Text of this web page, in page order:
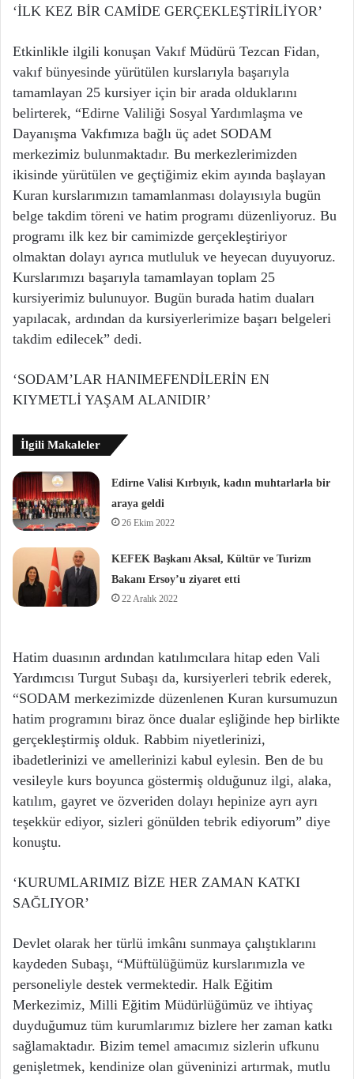
‘İLK KEZ BİR CAMİDE GERÇEKLEŞTİRİLİYOR’
Etkinlikle ilgili konuşan Vakıf Müdürü Tezcan Fidan,
vakıf bünyesinde yürütülen kurslarıyla başarıyla
tamamlayan 25 kursiyer için bir arada olduklarını
belirterek, “Edirne Valiliği Sosyal Yardımlaşma ve
Dayanışma Vakfımıza bağlı üç adet SODAM
merkezimiz bulunmaktadır. Bu merkezlerimizden
ikisinde yürütülen ve geçtiğimiz ekim ayında başlayan
Kuran kurslarımızın tamamlanması dolayısıyla bugün
belge takdim töreni ve hatim programı düzenliyoruz. Bu
programı ilk kez bir camimizde gerçekleştiriyor
olmaktan dolayı ayrıca mutluluk ve heyecan duyuyoruz.
Kurslarımızı başarıyla tamamlayan toplam 25
kursiyerimiz bulunuyor. Bugün burada hatim duaları
yapılacak, ardından da kursiyerlerimize başarı belgeleri
takdim edilecek” dedi.
‘SODAM’LAR HANIMEFENDİLERİN EN
KIYMETLİ YAŞAM ALANIDIR’
İlgili Makaleler
Edirne Valisi Kırbıyık, kadın muhtarlarla bir
araya geldi
26 Ekim 2022
KEFEK Başkanı Aksal, Kültür ve Turizm
Bakanı Ersoy’u ziyaret etti
22 Aralık 2022
Hatim duasının ardından katılımcılara hitap eden Vali
Yardımcısı Turgut Subaşı da, kursiyerleri tebrik ederek,
“SODAM merkezimizde düzenlenen Kuran kursumuzun
hatim programını biraz önce dualar eşliğinde hep birlikte
gerçekleştirmiş olduk. Rabbim niyetlerinizi,
ibadetlerinizi ve amellerinizi kabul eylesin. Ben de bu
vesileyle kurs boyunca göstermiş olduğunuz ilgi, alaka,
katılım, gayret ve özveriden dolayı hepinize ayrı ayrı
teşekkür ediyor, sizleri gönülden tebrik ediyorum” diye
konuştu.
‘KURUMLARIMIZ BİZE HER ZAMAN KATKI
SAĞLIYOR’
Devlet olarak her türlü imkânı sunmaya çalıştıklarını
kaydeden Subaşı, “Müftülüğümüz kurslarımızla ve
personeliyle destek vermektedir. Halk Eğitim
Merkezimiz, Milli Eğitim Müdürlüğümüz ve ihtiyaç
duyduğumuz tüm kurumlarımız bizlere her zaman katkı
sağlamaktadır. Bizim temel amacımız sizlerin ufkunu
genişletmek, kendinize olan güveninizi artırmak, mutlu